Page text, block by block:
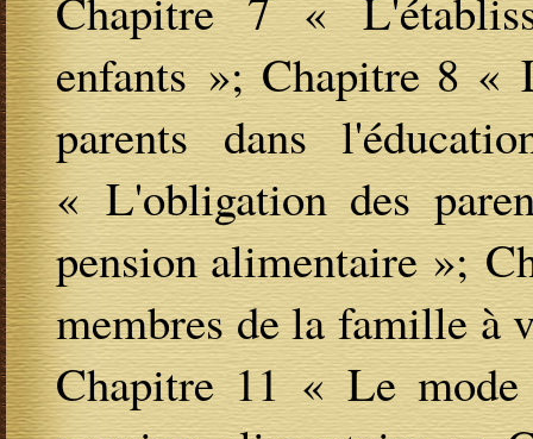
enfants »; Chapitre 8 «
parents dans
« L'obligation des
pension alimentaire »;
membres de la famille à
Chapitre 11 « Le